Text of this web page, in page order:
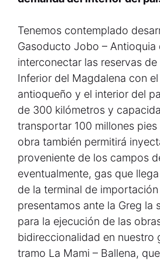
Tenemos contemplado
Gasoducto Jobo – Antioquia
interconectar las reservas de
Inferior del Magdalena con
antioqueño y el interior del
de 300 kilómetros y
transportar 100 millones
obra también permitirá
proveniente de los campos
eventualmente, gas que
de la terminal de
presentamos ante la Greg la
para la ejecución de las
bidireccionalidad en nuestro
tramo La Mami – Ballena,